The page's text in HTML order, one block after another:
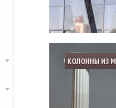
КОЛОННЫ ИЗ